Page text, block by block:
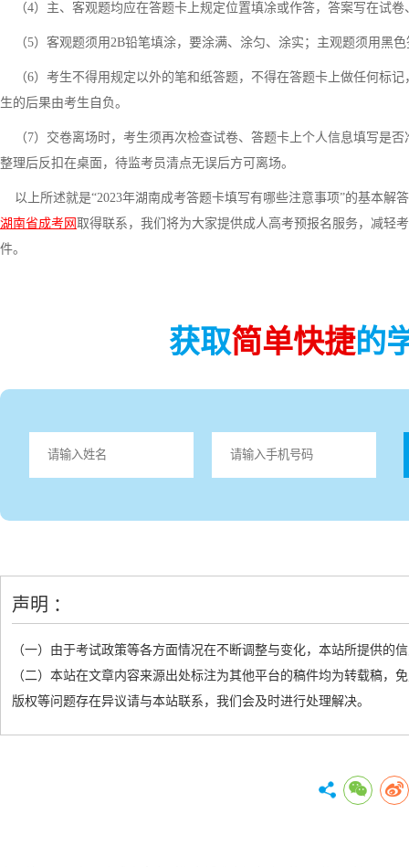
（4）主、客观题均应在答题卡上规定位置填凃或作答，答案写在试
（5）客观题须用2B铅笔填涂，要涂满、涂匀、涂实；主观题须用黑
（6）考生不得用规定以外的笔和纸答题，不得在答题卡上做任何标
生的后果由考生自负。
（7）交卷离场时，考生须再次检查试卷、答题卡上个人信息填写是
整理后反扣在桌面，待监考员清点无误后方可离场。
以上所述就是“2023年湖南成考答题卡填写有哪些注意事项”的基本解
湖南省成考网 取得联系，我们将为大家提供成人高考预报名服务，减轻
件。
获取简单快捷的
声明 ：
（一）由于考试政策等各方面情况在不断调整与变化，本站所提供的
（二）本站在文章内容来源出处标注为其他平台的稿件均为转载稿
版权等问题存在异议请与本站联系，我们会及时进行处理解决。